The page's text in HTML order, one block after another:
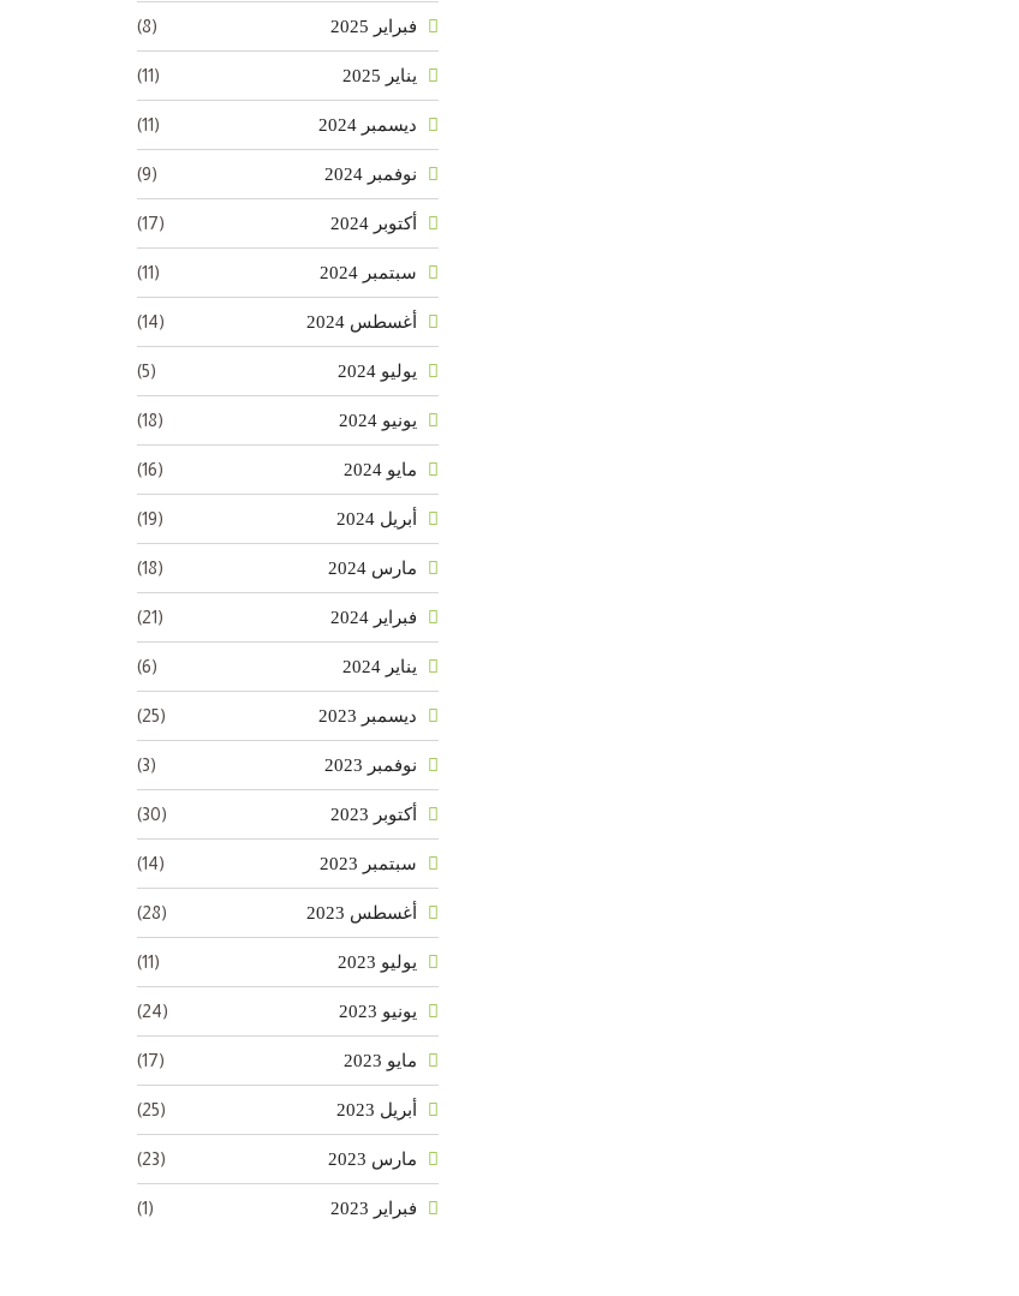
فبراير 2025 (8)
يناير 2025 (11)
ديسمبر 2024 (11)
نوفمبر 2024 (9)
أكتوبر 2024 (17)
سبتمبر 2024 (11)
أغسطس 2024 (14)
يوليو 2024 (5)
يونيو 2024 (18)
مايو 2024 (16)
أبريل 2024 (19)
مارس 2024 (18)
فبراير 2024 (21)
يناير 2024 (6)
ديسمبر 2023 (25)
نوفمبر 2023 (3)
أكتوبر 2023 (30)
سبتمبر 2023 (14)
أغسطس 2023 (28)
يوليو 2023 (11)
يونيو 2023 (24)
مايو 2023 (17)
أبريل 2023 (25)
مارس 2023 (23)
فبراير 2023 (1)